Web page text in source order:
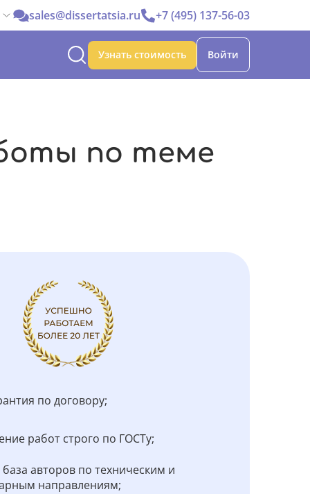
sales@dissertatsia.ru +7 (495) 137-56-03
Узнать стоимость Войти
по теме
по договору;
работ строго по ГОСТу;
авторов по техническим и
направлениям;